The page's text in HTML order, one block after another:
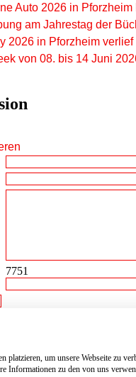
Auto 2026 in
am Jahrestag der
2026 in Pforzheim verlief
von 08. bis 14 Juni
7751
/ Impressum
platzieren, um unsere Webseite zu
Informationen zu den von uns